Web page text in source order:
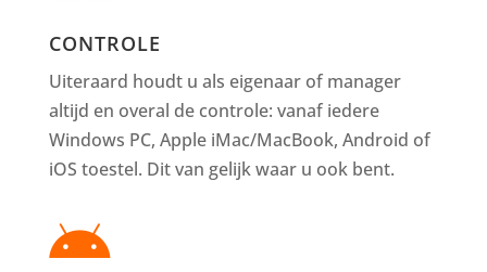
CONTROLE
Uiteraard houdt u als eigenaar of manager
altijd en overal de controle: vanaf iedere
Windows PC, Apple iMac/MacBook, Android of
iOS toestel. Dit van gelijk waar u ook bent.
